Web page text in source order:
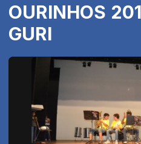
OURINHOS
GURI